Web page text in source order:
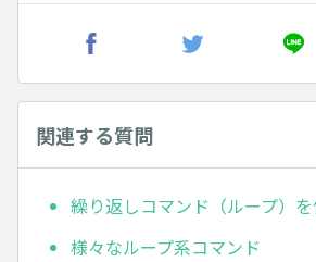
関連する質問
繰り返しコマンド（ループ）
様々なループ系コマンド